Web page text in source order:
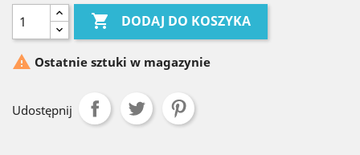
 DODAJ DO KOSZYKA
 Ostatnie sztuki w magazynie
Udostępnij